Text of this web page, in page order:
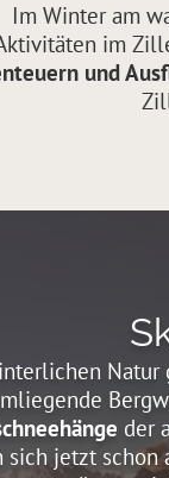
Im Winter am
im
und
Natur
der
sich jetzt schon